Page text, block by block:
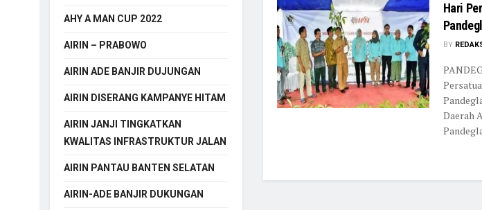
Hari
BY
Daerah
AHY A MAN CUP 2022
AIRIN – PRABOWO
AIRIN ADE BANJIR DUJUNGAN
AIRIN DISERANG KAMPANYE HITAM
AIRIN JANJI TINGKATKAN
KWALITAS INFRASTRUKTUR JALAN
AIRIN PANTAU BANTEN SELATAN
AIRIN-ADE BANJIR DUKUNGAN